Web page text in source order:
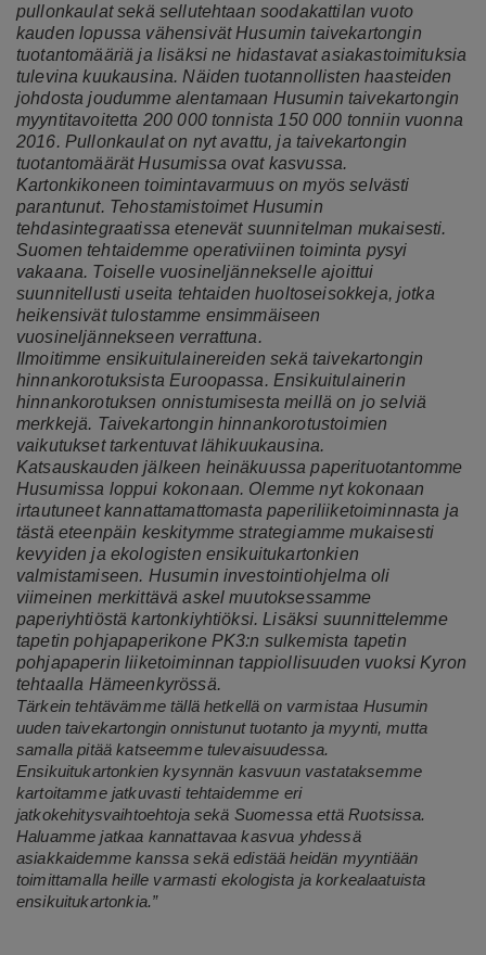
pullonkaulat sekä sellutehtaan soodakattilan vuoto
kauden lopussa vähensivät Husumin taivekartongin
tuotantomääriä ja lisäksi ne hidastavat asiakastoimituksia
tulevina kuukausina. Näiden tuotannollisten haasteiden
johdosta joudumme alentamaan Husumin taivekartongin
myyntitavoitetta 200 000 tonnista 150 000 tonniin vuonna
2016. Pullonkaulat on nyt avattu, ja taivekartongin
tuotantomäärät Husumissa ovat kasvussa.
Kartonkikoneen toimintavarmuus on myös selvästi
parantunut. Tehostamistoimet Husumin
tehdasintegraatissa etenevät suunnitelman mukaisesti.
Suomen tehtaidemme operativiinen toiminta pysyi
vakaana. Toiselle vuosineljännekselle ajoittui
suunnitellusti useita tehtaiden huoltoseisokkeja, jotka
heikensivät tulostamme ensimmäiseen
vuosineljännekseen verrattuna.
Ilmoitimme ensikuitulainereiden sekä taivekartongin
hinnankorotuksista Euroopassa. Ensikuitulainerin
hinnankorotuksen onnistumisesta meillä on jo selviä
merkkejä. Taivekartongin hinnankorotustoimien
vaikutukset tarkentuvat lähikuukausina.
Katsauskauden jälkeen heinäkuussa paperituotantomme
Husumissa loppui kokonaan. Olemme nyt kokonaan
irtautuneet kannattamattomasta paperiliiketoiminnasta ja
tästä eteenpäin keskitymme strategiamme mukaisesti
kevyiden ja ekologisten ensikuitukartonkien
valmistamiseen. Husumin investointiohjelma oli
viimeinen merkittävä askel muutoksessamme
paperiyhtiöstä kartonkiyhtiöksi. Lisäksi suunnittelemme
tapetin pohjapaperikone PK3:n sulkemista tapetin
pohjapaperin liiketoiminnan tappiollisuuden vuoksi Kyron
tehtaalla Hämeenkyrössä.
Tärkein tehtävämme tällä hetkellä on varmistaa Husumin
uuden taivekartongin onnistunut tuotanto ja myynti, mutta
samalla pitää katseemme tulevaisuudessa.
Ensikuitukartonkien kysynnän kasvuun vastataksemme
kartoitamme jatkuvasti tehtaidemme eri
jatkokehitysvaihtoehtoja sekä Suomessa että Ruotsissa.
Haluamme jatkaa kannattavaa kasvua yhdessä
asiakkaidemme kanssa sekä edistää heidän myyntiään
toimittamalla heille varmasti ekologista ja korkealaatuista
ensikuitukartonkia.”